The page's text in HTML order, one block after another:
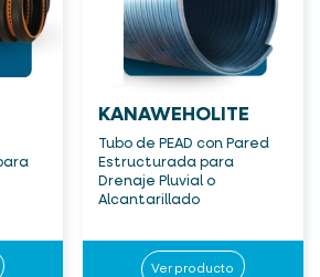
KANAWEHOLITE
Tubo de PEAD con Pared
Estructurada para
Drenaje Pluvial o
Alcantarillado
Ver producto